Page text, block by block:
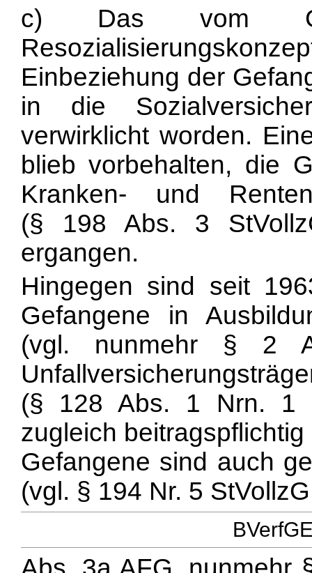
c) Das vom
Einbeziehung der
in die
verwirklicht worden.
blieb vorbehalten, die
Kranken- und
(§ 198 Abs. 3
ergangen.
Hingegen sind seit
Gefangene in
(vgl. nunmehr § 2
(§ 128 Abs. 1 Nrn. 1
zugleich
Gefangene sind auch
(vgl. § 194 Nr. 5